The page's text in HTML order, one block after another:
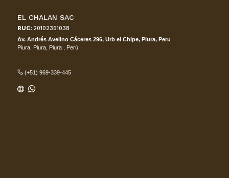
EL CHALAN SAC
RUC: 20102351038
Av. Andrés Avelino Cáceres 296, Urb el Chipe, Piura, Peru
Piura, Piura, Piura , Perú
(+51) 969-339-445